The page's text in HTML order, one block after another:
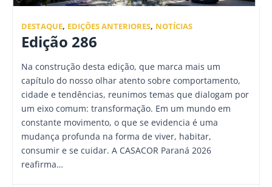
DESTAQUE, EDIÇÕES ANTERIORES, NOTÍCIAS
Edição 286
Na construção desta edição, que marca mais um
capítulo do nosso olhar atento sobre comportamento,
cidade e tendências, reunimos temas que dialogam por
um eixo comum: transformação. Em um mundo em
constante movimento, o que se evidencia é uma
mudança profunda na forma de viver, habitar,
consumir e se cuidar. A CASACOR Paraná 2026
reafirma…